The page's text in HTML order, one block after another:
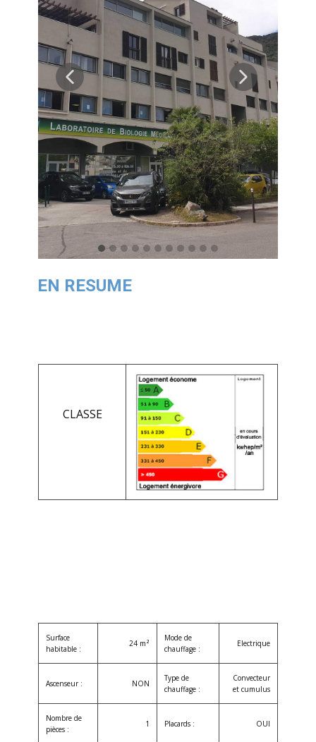
EN RESUME
CLASSE
Surface
habitable :
24 m²
Mode de
chauffage :
Electrique
Ascenseur : NON
Type de
chauffage :
Convecteur
et cumulus
Nombre de
pièces :
1 Placards : OUI